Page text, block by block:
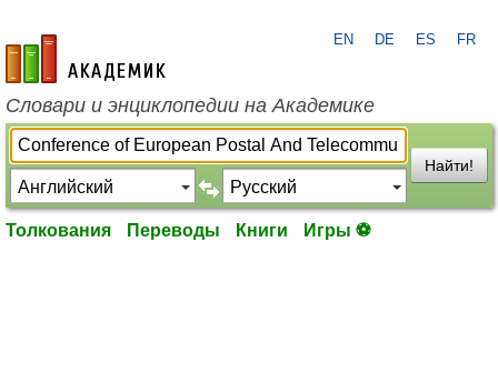
academic.ru
EN DE ES FR
Словари и энциклопедии на Академике
Найти!
Толкования Переводы Книги Игры ⚽